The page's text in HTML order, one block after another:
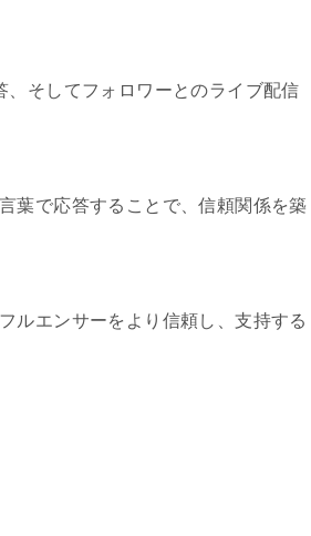
そしてフォロワーとのライブ配信
葉で応答することで、信頼関係を築
ルエンサーをより信頼し、支持する